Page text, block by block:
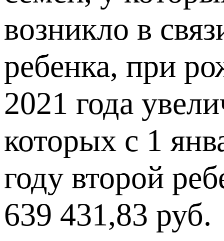
возникло в
ребенка, при
2021 года
которых с 1
году второй
639 431,83 руб.